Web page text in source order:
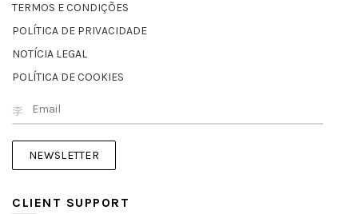
TERMOS E CONDIÇÕES
POLÍTICA DE PRIVACIDADE
NOTÍCIA LEGAL
POLÍTICA DE COOKIES
CLIENT SUPPORT